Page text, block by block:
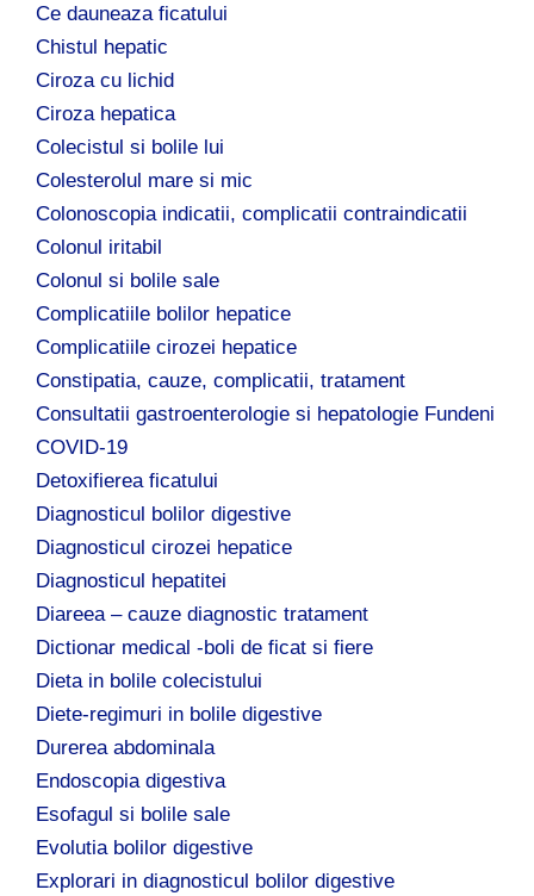
Ce dauneaza ficatului
Chistul hepatic
Ciroza cu lichid
Ciroza hepatica
Colecistul si bolile lui
Colesterolul mare si mic
Colonoscopia indicatii, complicatii contraindicatii
Colonul iritabil
Colonul si bolile sale
Complicatiile bolilor hepatice
Complicatiile cirozei hepatice
Constipatia, cauze, complicatii, tratament
Consultatii gastroenterologie si hepatologie Fundeni
COVID-19
Detoxifierea ficatului
Diagnosticul bolilor digestive
Diagnosticul cirozei hepatice
Diagnosticul hepatitei
Diareea – cauze diagnostic tratament
Dictionar medical -boli de ficat si fiere
Dieta in bolile colecistului
Diete-regimuri in bolile digestive
Durerea abdominala
Endoscopia digestiva
Esofagul si bolile sale
Evolutia bolilor digestive
Explorari in diagnosticul bolilor digestive